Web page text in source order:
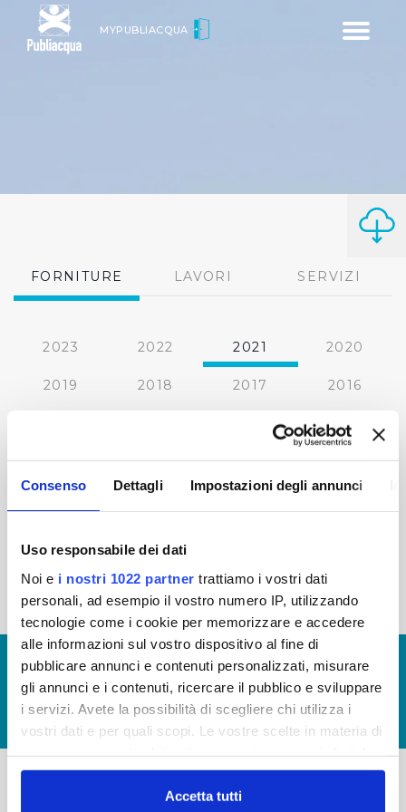
Consenso Dettagli Impostazioni degli annunci
Uso responsabile dei dati
Noi e i nostri 1022 partner trattiamo i vostri dati
personali, ad esempio il vostro numero IP, utilizzando
tecnologie come i cookie per memorizzare e accedere
alle informazioni sul vostro dispositivo al fine di
pubblicare annunci e contenuti personalizzati, misurare
gli annunci e i contenuti, ricercare il pubblico e sviluppare
i servizi. Avete la possibilità di scegliere chi utilizza i
vostri dati e per quali scopi. Le vostre scelte in materia di
in cui avete effettuato le vostre scelte. È possibile
modificare o revocare il proprio consenso in qualsiasi
Accetta tutti
Toggle
MYPUBLIACQUA
FORNITURE LAVORI SERVIZI
2023 2022 2021 2020
2019 2018 2017 2016
2012
2011 2010 2009 2008
« prima ‹ precedente 4
© Copyright 2017 - 2026
GLOSSARIO
GIUDICA IL SERVIZIO
LAVORA CON NOI